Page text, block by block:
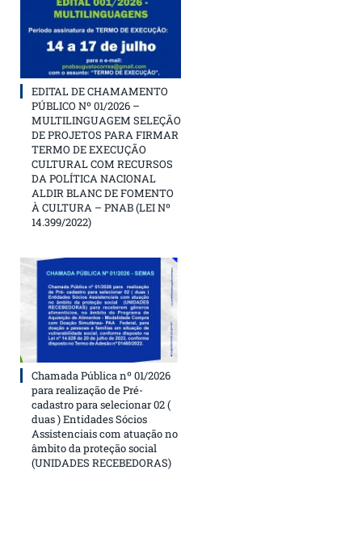
EDITAL DE CHAMAMENTO
PÚBLICO Nº 01/2026 –
MULTILINGUAGEM SELEÇÃO
DE PROJETOS PARA FIRMAR
TERMO DE EXECUÇÃO
CULTURAL COM RECURSOS
DA POLÍTICA NACIONAL
ALDIR BLANC DE FOMENTO
À CULTURA – PNAB (LEI Nº
14.399/2022)
Chamada Pública nº 01/2026
para realização de Pré-
cadastro para selecionar 02 (
duas ) Entidades Sócios
Assistenciais com atuação no
âmbito da proteção social
(UNIDADES RECEBEDORAS)